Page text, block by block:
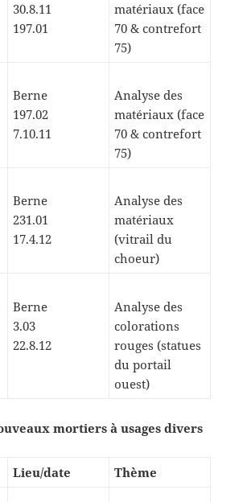
30.8.11
197.01
matériaux (face
70 & contrefort
75)
Berne
197.02
7.10.11
Analyse des
matériaux (face
70 & contrefort
75)
Berne
231.01
17.4.12
Analyse des
matériaux
(vitrail du
choeur)
Berne
3.03
22.8.12
Analyse des
colorations
rouges (statues
du portail
ouest)
mortiers à usages divers
Lieu/date Thème